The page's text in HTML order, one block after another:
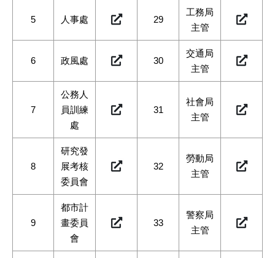
5 人事處 29
工務局
主管
6 政風處 30
交通局
主管
7
公務人
員訓練
處
31
社會局
主管
8
研究發
展考核
委員會
32
勞動局
主管
9
都市計
畫委員
會
33
警察局
主管